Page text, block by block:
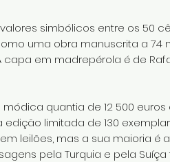
simbólicos entre os 50
uma obra manuscrita a 74
capa em madrepérola é de
quantia de 12 500
edição limitada de 130
leilões, mas a sua maioria é
pela Turquia e pela